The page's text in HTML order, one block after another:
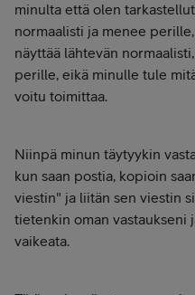
minulta että olen
normaalisti ja menee
näyttää lähtevän
perille, eikä minulle tule
voitu toimittaa.
Niinpä minun täytyykin
kun saan postia, kopioin
viestin" ja liitän sen viestin
tietenkin oman vastaukseni
vaikeata.